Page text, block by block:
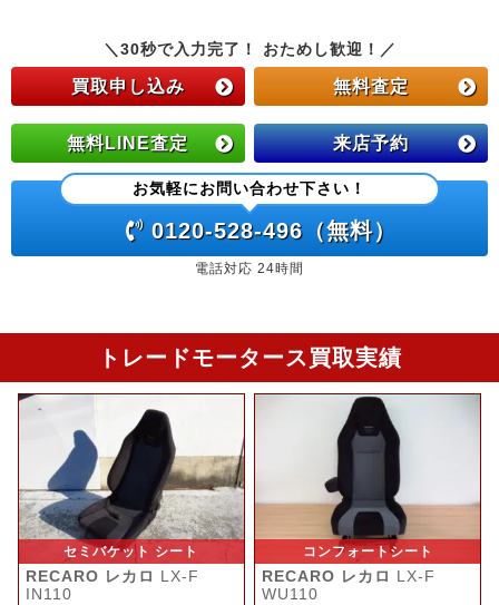
＼30秒で入力完了！ おためし歓迎！／
買取申し込み 無料査定
無料LINE査定 来店予約
お気軽にお問い合わせ下さい！
0120-528-496（無料）
電話対応 24時間
トレードモータース買取実績
セミバケット シート
RECARO レカロ LX-F
IN110
コンフォートシート
RECARO レカロ LX-F
WU110